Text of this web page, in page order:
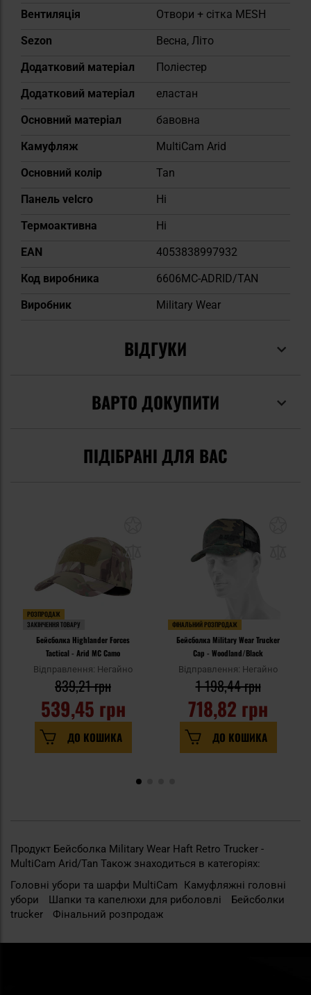
Вентиляція
Отвори + сітка MESH
Sezon
Весна, Літо
Додатковий матеріал
Поліестер
Додатковий матеріал
еластан
Основний матеріал
бавовна
Камуфляж
MultiCam Arid
Основний колір
Tan
Панель velcro
Ні
Термоактивна
Ні
EAN
4053838997932
Код виробника
6606MC-ADRID/TAN
Виробник
Military Wear
ВІДГУКИ
ВАРТО ДОКУПИТИ
ПІДІБРАНІ ДЛЯ ВАС
РОЗПРОДАЖ
ЗАКІНЧЕННЯ ТОВАРУ
Бейсболка Highlander Forces
Tactical - Arid MC Camo
Відправлення: Негайно
539,45 грн
839,21 грн
ДО КОШИКА
ФІНАЛЬНИЙ РОЗПРОДАЖ
Бейсболка Military Wear Trucker
Cap - Woodland/Black
Відправлення: Негайно
718,82 грн
1 198,44 грн
ДО КОШИКА
Продукт Бейсболка Military Wear Haft Retro Trucker -
MultiCam Arid/Tan Також знаходиться в категоріях:
Головні убори та шарфи MultiCam
Камуфляжні головні
убори
Шапки та капелюхи для риболовлі
Бейсболки
trucker
Фінальний розпродаж